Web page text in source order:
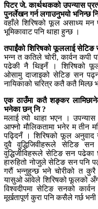
पिटर जे. कार्थथकको उपन्यास
पुनर्लेखन गर्न लगाउनुभयो भनिन्छ
वहाँले शिरिषको फूल असाध्य मन
भूमिकावाट पनि थाहा हुन्छ ।
तपाईंको शिरिषको फूललाई
भन्न त कतिले चोरी, कार्वन कपी
पढेकी नै थिइनँ । शिरिषको
ओसामु दाजाइको सेटिङ सन पढ्न
नायिकाको चरित्र कतै कतै मिल्छ
एक ठाउँमा कतै शङ्कर
भनेका छन् नि ?
मलाई त्यो थाहा भएन ।
आफ्नो मौलिकतामा भनेर म तीन
पढ्दिनँ । शिरिषको फूल अनुवाद
दुवै वुद्धिजिवीहरूले सेटिङ
वुद्धिजीविहरूले सेटिङ सन
हारुहितो नोजुले सेटिङ सन पनि
गरौं भन्नुहुन्छ भने चोरीको त
यासुओ आवेले शिरिषको फूलको
विश्वदीपमा सेटिङ सनको
मूर्खतापूर्ण कुरा पनि कसैले गर्छ भनी